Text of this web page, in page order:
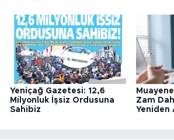
Yeniçağ Gazetesi: 12,6
Milyonluk İşsiz Ordusuna
Sahibiz
Zam
Yeniden